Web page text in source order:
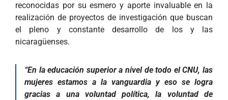
reconocidas por su esmero y aporte invaluable en la
realización de proyectos de investigación que buscan
el pleno y constante desarrollo de los y las
nicaragüenses.
“En la educación superior a nivel de todo el CNU, las
mujeres estamos a la vanguardia y eso se logra
gracias a una voluntad política, la voluntad de